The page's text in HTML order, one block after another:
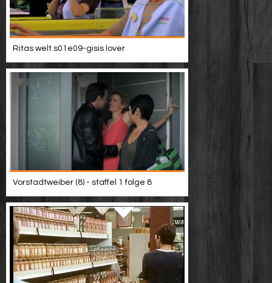
Ritas welt s01e09-gisis lover
Vorstadtweiber (8) - staffel 1 folge 8